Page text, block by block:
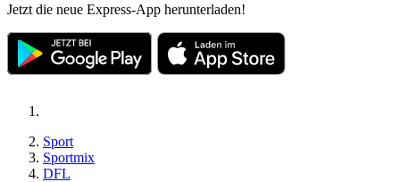
Jetzt die neue Express-App herunterladen!
Sport
Sportmix
DFL